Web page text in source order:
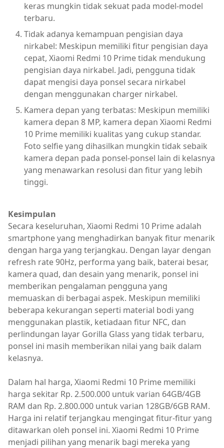
keras mungkin tidak sekuat pada model-model
terbaru.
Tidak adanya kemampuan pengisian daya
nirkabel: Meskipun memiliki fitur pengisian daya
cepat, Xiaomi Redmi 10 Prime tidak mendukung
pengisian daya nirkabel. Jadi, pengguna tidak
dapat mengisi daya ponsel secara nirkabel
dengan menggunakan charger nirkabel.
Kamera depan yang terbatas: Meskipun memiliki
kamera depan 8 MP, kamera depan Xiaomi Redmi
10 Prime memiliki kualitas yang cukup standar.
Foto selfie yang dihasilkan mungkin tidak sebaik
kamera depan pada ponsel-ponsel lain di kelasnya
yang menawarkan resolusi dan fitur yang lebih
tinggi.
Kesimpulan
Secara keseluruhan, Xiaomi Redmi 10 Prime adalah
smartphone yang menghadirkan banyak fitur menarik
dengan harga yang terjangkau. Dengan layar dengan
refresh rate 90Hz, performa yang baik, baterai besar,
kamera quad, dan desain yang menarik, ponsel ini
memberikan pengalaman pengguna yang
memuaskan di berbagai aspek. Meskipun memiliki
beberapa kekurangan seperti material bodi yang
menggunakan plastik, ketiadaan fitur NFC, dan
perlindungan layar Gorilla Glass yang tidak terbaru,
ponsel ini masih memberikan nilai yang baik dalam
kelasnya.
Dalam hal harga, Xiaomi Redmi 10 Prime memiliki
harga sekitar Rp. 2.500.000 untuk varian 64GB/4GB
RAM dan Rp. 2.800.000 untuk varian 128GB/6GB RAM.
Harga ini relatif terjangkau mengingat fitur-fitur yang
ditawarkan oleh ponsel ini. Xiaomi Redmi 10 Prime
menjadi pilihan yang menarik bagi mereka yang